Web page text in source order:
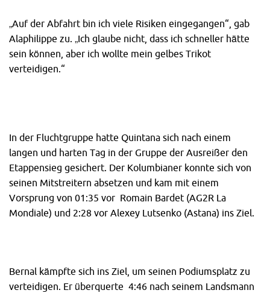
„Auf der Abfahrt bin ich viele Risiken eingegangen“, gab
Alaphilippe zu. „Ich glaube nicht, dass ich schneller hätte
sein können, aber ich wollte mein gelbes Trikot
verteidigen.“
In der Fluchtgruppe hatte Quintana sich nach einem
langen und harten Tag in der Gruppe der Ausreißer den
Etappensieg gesichert. Der Kolumbianer konnte sich von
seinen Mitstreitern absetzen und kam mit einem
Vorsprung von 01:35 vor Romain Bardet (AG2R La
Mondiale) und 2:28 vor Alexey Lutsenko (Astana) ins Ziel.
Bernal kämpfte sich ins Ziel, um seinen Podiumsplatz zu
verteidigen. Er überquerte 4:46 nach seinem Landsmann